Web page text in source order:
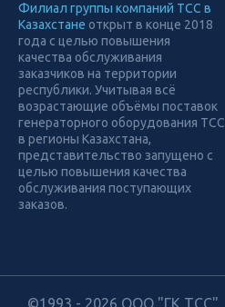
Филиал группы компаний ТСС в
Казахстане открыт в конце 2018
года с целью повышения
качества обслуживания
заказчиков на территории
республики. Учитывая всё
возрастающие объёмы поставок
генераторного оборудования ТСС
в регионы Казахстана,
представительство запущено с
целью повышения качества
обслуживания поступающих
заказов.
©1993 - 2026 ООО "ГК ТСС"